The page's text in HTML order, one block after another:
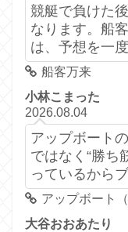
競艇で負けた
なります。船
は、予想を一
船客万来
小林こまった
2026.08.04
アップボート
ではなく“勝ち
っているから
アップボート
大谷おおあたり